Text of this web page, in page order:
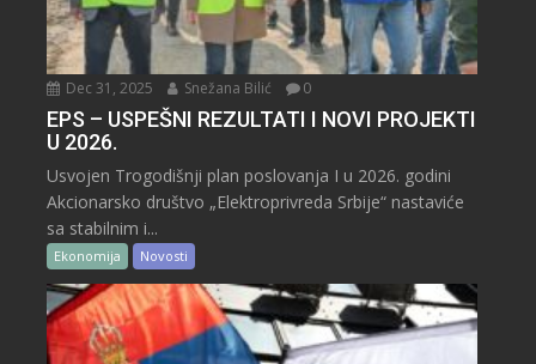
Dec 31, 2025 Snežana Bilić 0
EPS – USPEŠNI REZULTATI I NOVI PROJEKTI
U 2026.
Usvojen Trogodišnji plan poslovanja I u 2026. godini
Akcionarsko društvo „Elektroprivreda Srbije“ nastaviće
sa stabilnim i...
Ekonomija Novosti